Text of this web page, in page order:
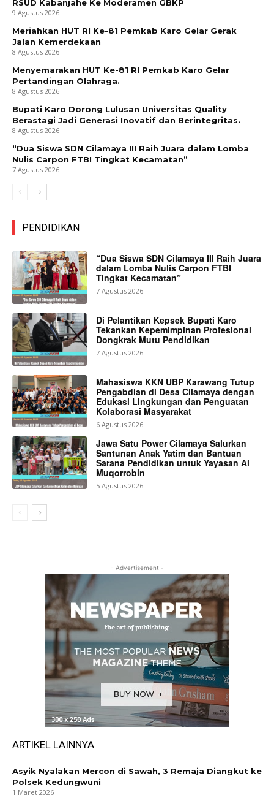
RSUD Kabanjahe Ke Moderamen GBKP
9 Agustus 2026
Meriahkan HUT RI Ke-81 Pemkab Karo Gelar Gerak
Jalan Kemerdekaan
8 Agustus 2026
Menyemarakan HUT Ke-81 RI Pemkab Karo Gelar
Pertandingan Olahraga.
8 Agustus 2026
Bupati Karo Dorong Lulusan Universitas Quality
Berastagi Jadi Generasi Inovatif dan Berintegritas.
8 Agustus 2026
“Dua Siswa SDN Cilamaya III Raih Juara dalam Lomba
Nulis Carpon FTBI Tingkat Kecamatan”
7 Agustus 2026
PENDIDIKAN
“Dua Siswa SDN Cilamaya III Raih Juara
dalam Lomba Nulis Carpon FTBI
Tingkat Kecamatan”
7 Agustus 2026
Di Pelantikan Kepsek Bupati Karo
Tekankan Kepemimpinan Profesional
Dongkrak Mutu Pendidikan
7 Agustus 2026
Mahasiswa KKN UBP Karawang Tutup
Pengabdian di Desa Cilamaya dengan
Edukasi Lingkungan dan Penguatan
Kolaborasi Masyarakat
6 Agustus 2026
Jawa Satu Power Cilamaya Salurkan
Santunan Anak Yatim dan Bantuan
Sarana Pendidikan untuk Yayasan Al
Muqorrobin
5 Agustus 2026
- Advertisement -
ARTIKEL LAINNYA
Asyik Nyalakan Mercon di Sawah, 3 Remaja Diangkut ke
Polsek Kedungwuni
1 Maret 2026